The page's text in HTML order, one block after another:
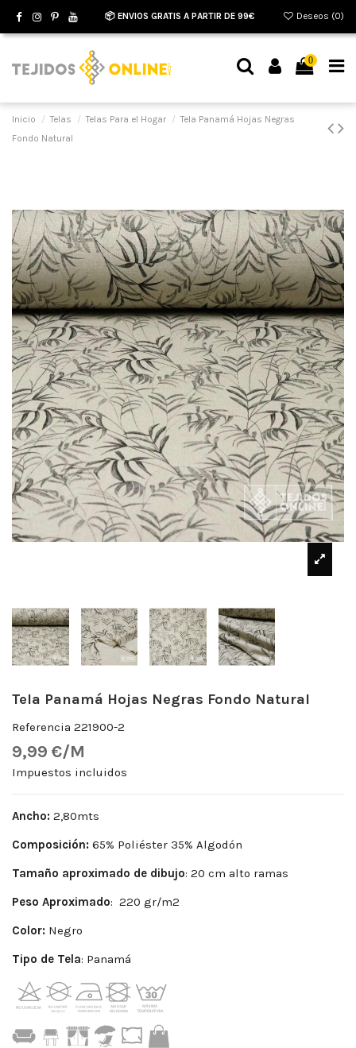
📦 ENVIOS GRATIS A PARTIR DE 99€ Deseos (0)
0
Inicio Telas Telas Para el Hogar
Tela Panamá Hojas Negras
Fondo Natural
Tela Panamá Hojas Negras Fondo Natural
Referencia 221900-2
9,99 €/M
Impuestos incluidos
Ancho: 2,80mts
Composición: 65% Poliéster 35% Algodón
Tamaño aproximado de dibujo: 20 cm alto ramas
Peso Aproximado: 220 gr/m2
Color: Negro
Tipo de Tela: Panamá